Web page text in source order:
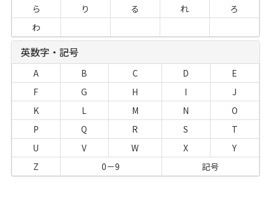
ら
り る れ
ろ
わ
英数字・記号
A B C D
E
F
G H I
J
K
L M N
O
P
Q R S
T
U
V W X
Y
Z
0－9 記号